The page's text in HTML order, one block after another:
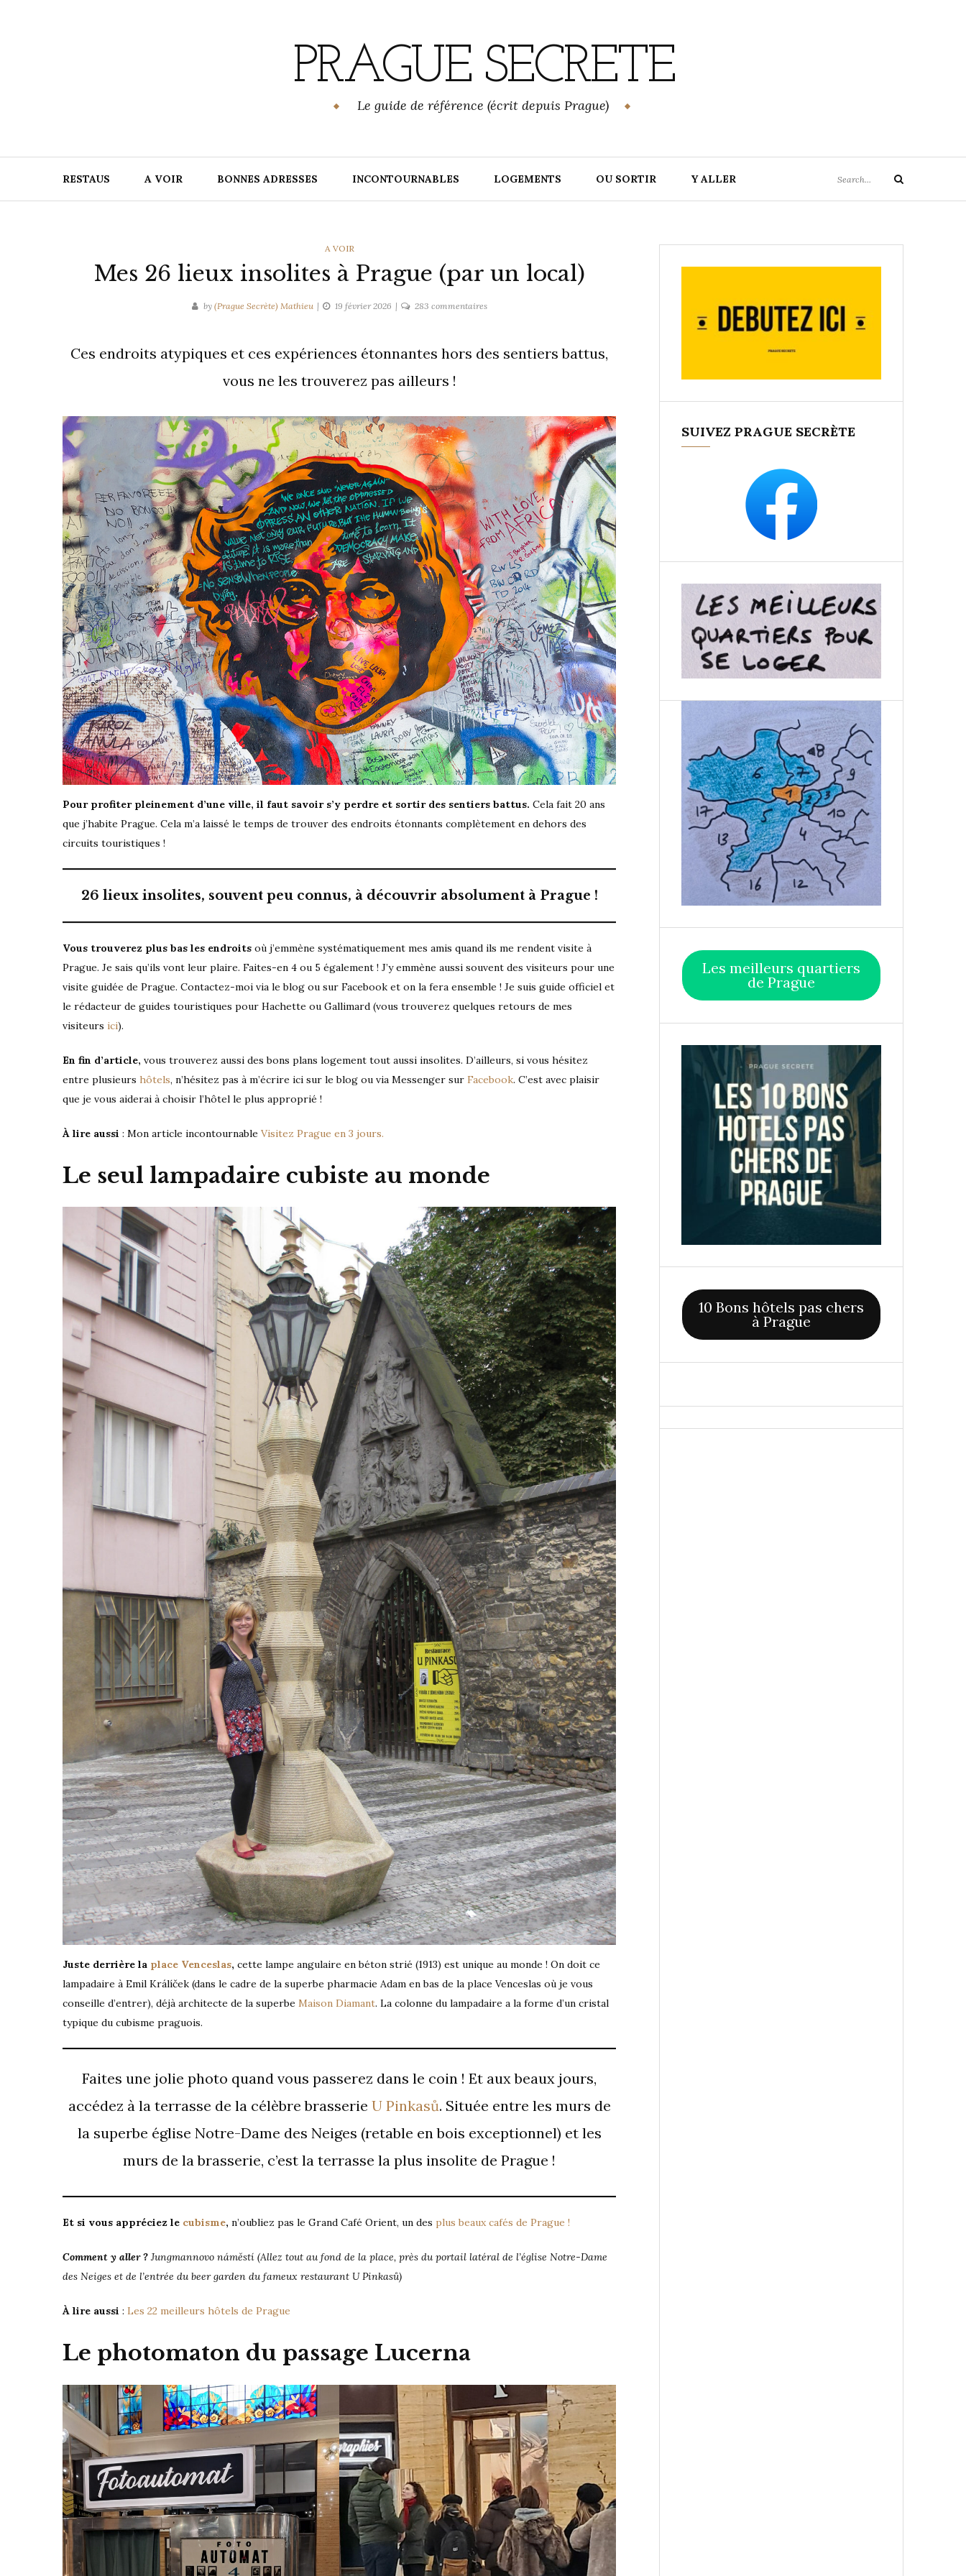
PRAGUE SECRETE
Le guide de référence (écrit depuis Prague)
RESTAUS A VOIR BONNES ADRESSES INCONTOURNABLES LOGEMENTS OU SORTIR Y ALLER
for:
Search
CATEGORIES
A VOIR
Mes 26 lieux insolites à Prague (par un local)
by (Prague Secrète) Mathieu 19 février 2026 283 commentairessur
lieux
(par
Ces endroits atypiques et ces expériences étonnantes hors des sentiers battus,
vous ne les trouverez pas ailleurs !
Pour profiter pleinement d’une ville, il faut savoir s’y perdre et sortir des sentiers battus. Cela fait 20 ans
que j’habite Prague. Cela m’a laissé le temps de trouver des endroits étonnants complètement en dehors des
circuits touristiques !
26 lieux insolites, souvent peu connus, à découvrir absolument à Prague !
Vous trouverez plus bas les endroits où j’emmène systématiquement mes amis quand ils me rendent visite à
Prague. Je sais qu’ils vont leur plaire. Faites-en 4 ou 5 également ! J’y emmène aussi souvent des visiteurs pour une
visite guidée de Prague. Contactez-moi via le blog ou sur Facebook et on la fera ensemble ! Je suis guide officiel et
le rédacteur de guides touristiques pour Hachette ou Gallimard (vous trouverez quelques retours de mes
visiteurs ici).
En fin d’article, vous trouverez aussi des bons plans logement tout aussi insolites. D’ailleurs, si vous hésitez
entre plusieurs hôtels, n’hésitez pas à m’écrire ici sur le blog ou via Messenger sur Facebook. C’est avec plaisir
que je vous aiderai à choisir l’hôtel le plus approprié !
À lire aussi : Mon article incontournable Visitez Prague en 3 jours.
Le seul lampadaire cubiste au monde
Juste derrière la place Venceslas, cette lampe angulaire en béton strié (1913) est unique au monde ! On doit ce
lampadaire à Emil Králíček (dans le cadre de la superbe pharmacie Adam en bas de la place Venceslas où je vous
conseille d’entrer), déjà architecte de la superbe Maison Diamant. La colonne du lampadaire a la forme d’un cristal
typique du cubisme praguois.
Faites une jolie photo quand vous passerez dans le coin ! Et aux beaux jours,
accédez à la terrasse de la célèbre brasserie U Pinkasů. Située entre les murs de
la superbe église Notre-Dame des Neiges (retable en bois exceptionnel) et les
murs de la brasserie, c’est la terrasse la plus insolite de Prague !
Et si vous appréciez le cubisme, n’oubliez pas le Grand Café Orient, un des plus beaux cafés de Prague !
Comment y aller ? Jungmannovo náměstí (Allez tout au fond de la place, près du portail latéral de l’église Notre-Dame
des Neiges et de l’entrée du beer garden du fameux restaurant U Pinkasů)
À lire aussi : Les 22 meilleurs hôtels de Prague
Le photomaton du passage Lucerna
SUIVEZ PRAGUE SECRÈTE
Les meilleurs quartiers
de Prague
10 Bons hôtels pas chers
à Prague